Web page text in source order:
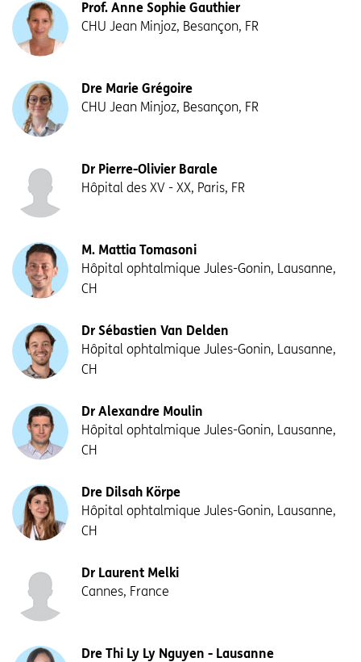
Prof. Anne Sophie Gauthier
CHU Jean Minjoz, Besançon, FR
Dre Marie Grégoire
CHU Jean Minjoz, Besançon, FR
Dr Pierre-Olivier Barale
Hôpital des XV - XX, Paris, FR
M. Mattia Tomasoni
Hôpital ophtalmique Jules-Gonin, Lausanne,
CH
Dr Sébastien Van Delden
Hôpital ophtalmique Jules-Gonin, Lausanne,
CH
Dr Alexandre Moulin
Hôpital ophtalmique Jules-Gonin, Lausanne,
CH
Dre Dilsah Körpe
Hôpital ophtalmique Jules-Gonin, Lausanne,
CH
Dr Laurent Melki
Cannes, France
Dre Thi Ly Ly Nguyen - Lausanne